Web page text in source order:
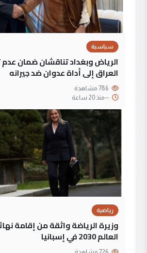
سياسية
الرياض وبغداد تناقشان ضمان
العراق إلى أداة عدوان ضد جيرانه
--منذ 20 ساعة
رياضية
وزيرة الرياضة واثقة من إقامة
العالم 2030 في إسبانيا